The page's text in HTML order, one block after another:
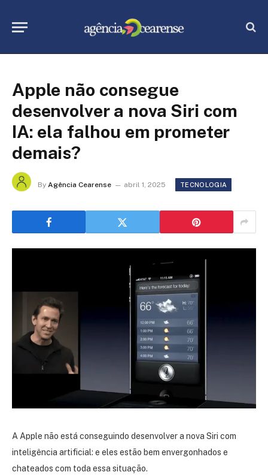
Apple não consegue
desenvolver a nova Siri com
IA: ela falhou em prometer
demais?
By Agência Cearense abril 1, 2025 TECNOLOGIA
A Apple não está conseguindo desenvolver a nova Siri com
inteligência artificial: e eles estão bem envergonhados e
chateados com toda essa situação.